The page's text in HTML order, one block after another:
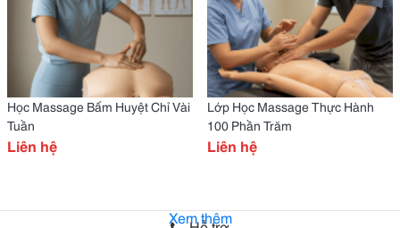
Học Massage Bấm Huyệt Chỉ Vài
Tuần
Liên hệ
Lớp Học Massage Thực Hành
100 Phần Trăm
Liên hệ
Xem thêm